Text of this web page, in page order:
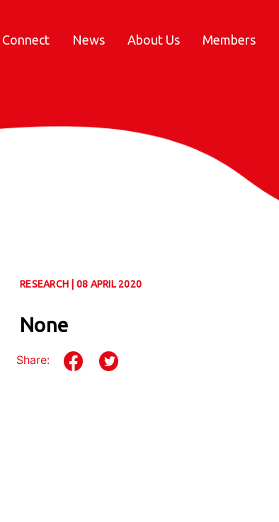
Connect News About Us Members
RESEARCH | 08 APRIL 2020
None
Share: